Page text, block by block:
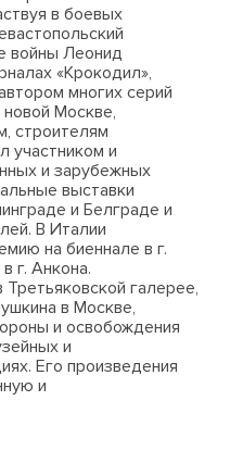
в боевых
войны Леонид
«Крокодил»,
многих серий
Москве,
строителям
участником и
и зарубежных
выставки
и Белграде и
В Италии
на биеннале в г.
г. Анкона.
галерее,
в Москве,
и освобождения
и
Его произведения
и